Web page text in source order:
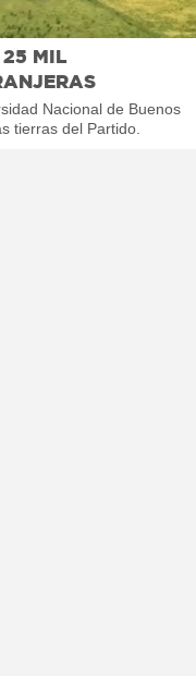
25 MIL
Nacional de Buenos
tierras del Partido.